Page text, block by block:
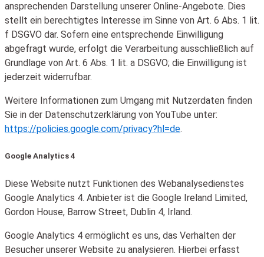
ansprechenden Darstellung unserer Online-Angebote. Dies
stellt ein berechtigtes Interesse im Sinne von Art. 6 Abs. 1 lit.
f DSGVO dar. Sofern eine entsprechende Einwilligung
abgefragt wurde, erfolgt die Verarbeitung ausschließlich auf
Grundlage von Art. 6 Abs. 1 lit. a DSGVO; die Einwilligung ist
jederzeit widerrufbar.
Weitere Informationen zum Umgang mit Nutzerdaten finden
Sie in der Datenschutzerklärung von YouTube unter:
https://policies.google.com/privacy?hl=de.
Google Analytics 4
Diese Website nutzt Funktionen des Webanalysedienstes
Google Analytics 4. Anbieter ist die Google Ireland Limited,
Gordon House, Barrow Street, Dublin 4, Irland.
Google Analytics 4 ermöglicht es uns, das Verhalten der
Besucher unserer Website zu analysieren. Hierbei erfasst